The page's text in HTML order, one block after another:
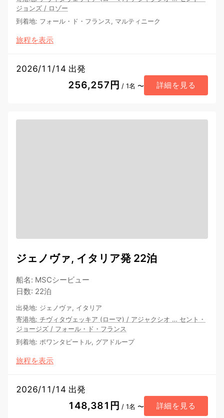
ジョンズ / ロゾー
到着地: フォール・ド・フランス, マルティニーク
旅程を表示
2026/11/14 出発
256,257円 / 1名 〜 詳細を見る
ジェノヴァ, イタリア発 22泊
船名: MSCシービュー
日数: 22泊
出発地: ジェノヴァ, イタリア
寄港地: チヴィタヴェッキア (ローマ) / アジャクシオ … セント・
ジョージズ / フォール・ド・フランス
到着地: ポワンタピートル, グアドループ
旅程を表示
2026/11/14 出発
148,381円 / 1名 〜 詳細を見る